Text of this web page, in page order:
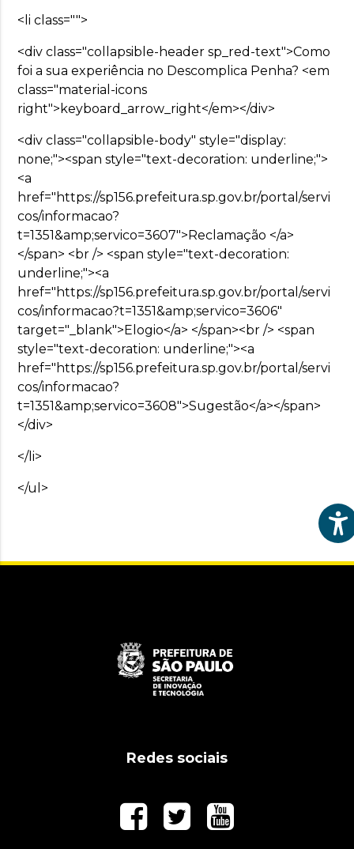
<li class="">
<div class="collapsible-header sp_red-text">Como
foi a sua experiência no Descomplica Penha? <em
class="material-icons
right">keyboard_arrow_right</em></div>
<div class="collapsible-body" style="display:
none;"><span style="text-decoration: underline;">
<a
href="https://sp156.prefeitura.sp.gov.br/portal/servi
cos/informacao?
t=1351&amp;servico=3607">Reclamação </a>
</span> <br /> <span style="text-decoration:
underline;"><a
href="https://sp156.prefeitura.sp.gov.br/portal/servi
cos/informacao?t=1351&amp;servico=3606"
target="_blank">Elogio</a> </span><br /> <span
style="text-decoration: underline;"><a
href="https://sp156.prefeitura.sp.gov.br/portal/servi
cos/informacao?
t=1351&amp;servico=3608">Sugestão</a></span>
</div>
</li>
</ul>
Redes sociais